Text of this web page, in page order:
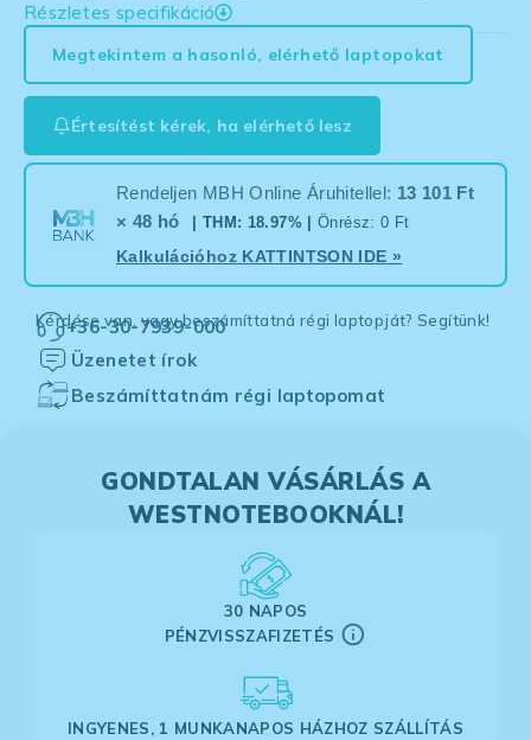
Részletes specifikáció
Megtekintem a hasonló, elérhető laptopokat
Értesítést kérek, ha elérhető lesz
Rendeljen MBH Online Áruhitellel: 13 101 Ft
× 48 hó
| THM: 18.97% | Önrész: 0 Ft
Kalkulációhoz KATTINTSON IDE »
Kérdése van, vagy beszámíttatná régi laptopját? Segítünk!
+36-30-7939-000
Üzenetet írok
Beszámíttatnám régi laptopomat
GONDTALAN VÁSÁRLÁS A
WESTNOTEBOOKNÁL!
30 NAPOS
PÉNZVISSZAFIZETÉS
INGYENES, 1 MUNKANAPOS HÁZHOZ SZÁLLÍTÁS